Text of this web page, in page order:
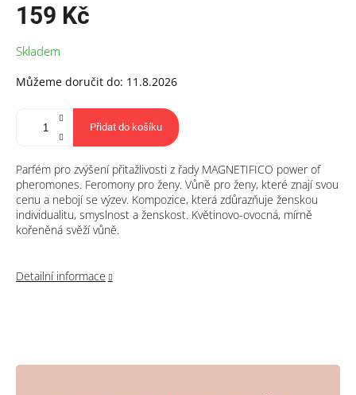
159 Kč
cena:
Skladem
Můžeme doručit do: 11.8.2026
Přidat do košíku
Parfém pro zvýšení přitažlivosti z řady MAGNETIFICO power of
pheromones. Feromony pro ženy. Vůně pro ženy, které znají svou
cenu a nebojí se výzev. Kompozice, která zdůrazňuje ženskou
individualitu, smyslnost a ženskost. Květinovo-ovocná, mírně
kořeněná svěží vůně.
Detailní informace